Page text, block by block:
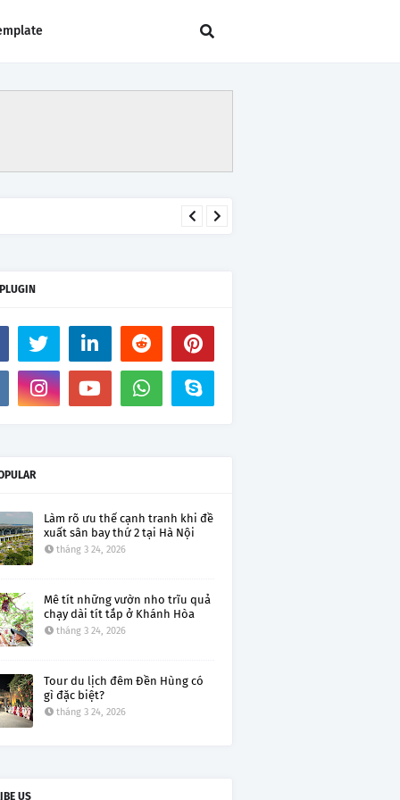
Làm rõ ưu thế cạnh tranh khi đề
xuất sân bay thứ 2 tại Hà Nội
tháng 3 24, 2026
Mê tít những vườn nho trĩu quả
chạy dài tít tắp ở Khánh Hòa
tháng 3 24, 2026
Tour du lịch đêm Đền Hùng có
gì đặc biệt?
tháng 3 24, 2026
US